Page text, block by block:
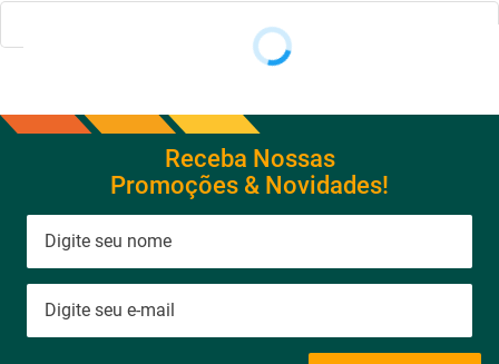
Receba Nossas
Promoções & Novidades!